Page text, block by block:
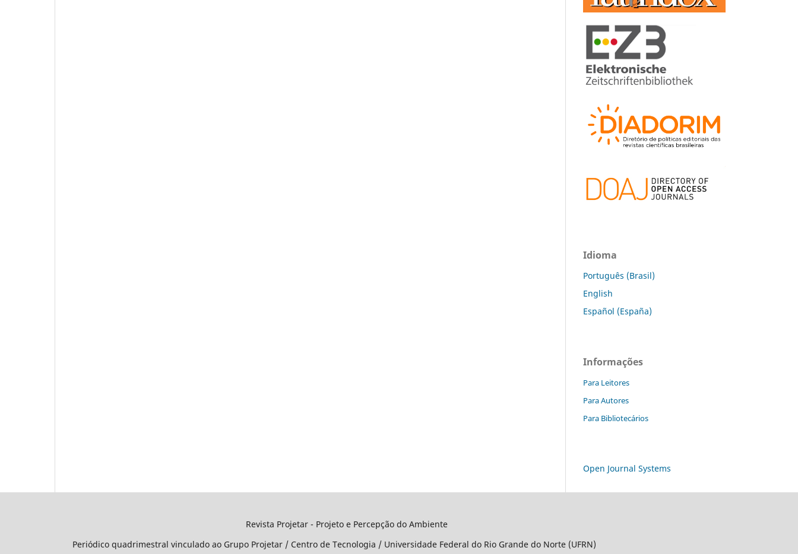
Idioma
Português (Brasil)
English
Español (España)
Informações
Para Leitores
Para Autores
Para Bibliotecários
Open Journal Systems
Revista Projetar - Projeto e Percepção do Ambiente
Periódico quadrimestral vinculado ao Grupo Projetar / Centro de Tecnologia / Universidade Federal do Rio Grande do Norte (UFRN)